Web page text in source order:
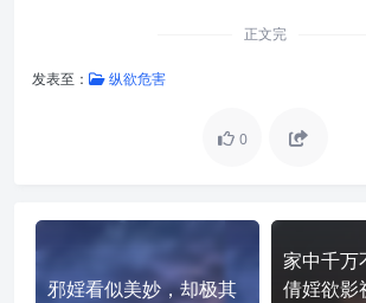
正文完
发表至： 纵欲危害
0
邪婬看似美妙，却极其
家中千万
倩婬欲影